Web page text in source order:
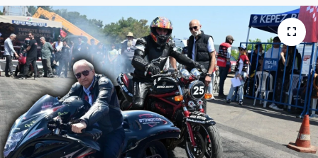
Dünya
Resmi Reklamlar